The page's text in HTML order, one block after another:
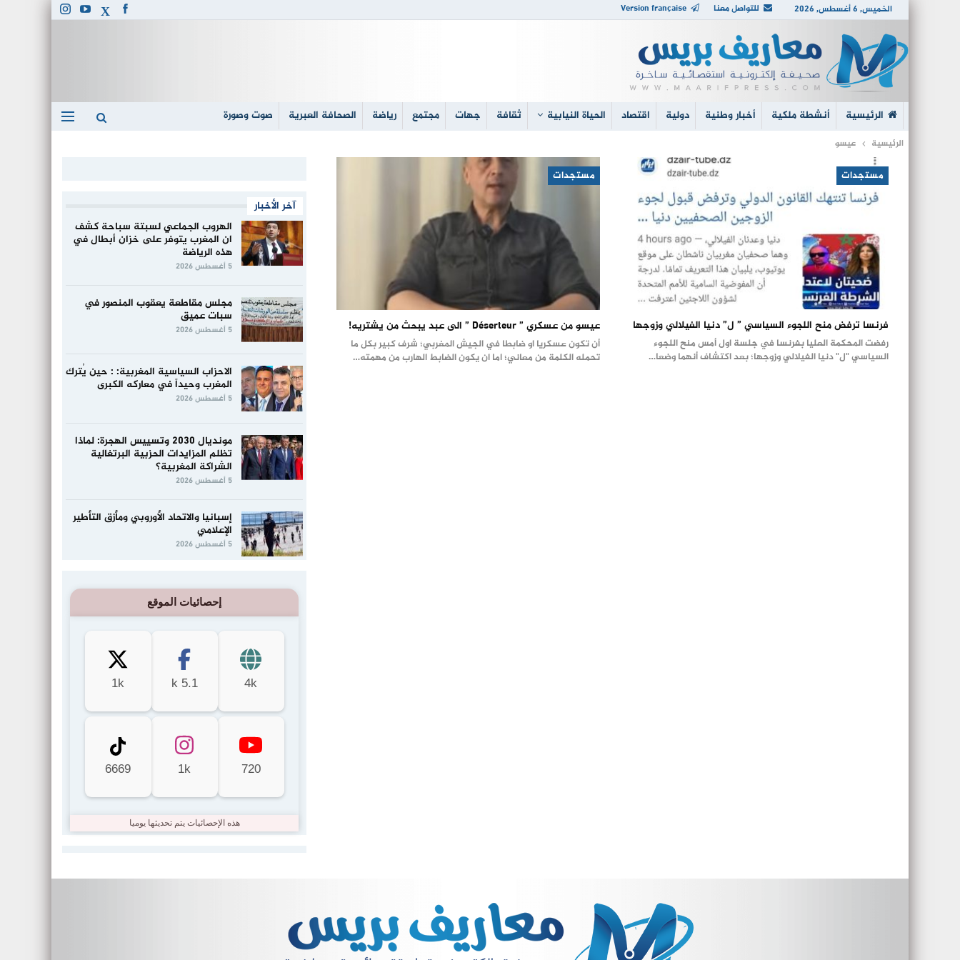
الخميس, 6 أغسطس, 2026 للتواصل معنا Version française
الرئيسية أنشطة ملكية أخبار وطنية دولية اقتصاد الحياة النيابية ثقافة جهات مجتمع رياضة الصحافة العبرية صوت وصورة
الرئيسية عيسو
مستجدات
فرنسا ترفض منح اللجوء السياسي ” ل” دنيا الفيلالي وزوجها
رفضت المحكمة العليا بفرنسا في جلسة اول أمس منح اللجوء
السياسي "ل" دنيا الفيلالي وزوجها؛ بعد اكتشاف أنهما وضعا…
مستجدات
عيسو من عسكري ” Déserteur ” الى عبد يبحث من يشتريه!
أن تكون عسكريا او ضابطا في الجيش المغربي؛ شرف كبير بكل ما
تحمله الكلمة من معاني؛ اما ان يكون الضابط الهارب من مهمته…
آخر الأخبار
الهروب الجماعي لسبتة سباحة كشف
ان المغرب يتوفر على خزان أبطال في
هذه الرياضة
5 أغسطس 2026
مجلس مقاطعة يعقوب المنصور في
سبات عميق
5 أغسطس 2026
الاحزاب السياسية المغربية: : حين يُترك
المغرب وحيداً في معاركه الكبرى
5 أغسطس 2026
مونديال 2030 وتسييس الهجرة: لماذا
تظلم المزايدات الحزبية البرتغالية
الشراكة المغربية؟
5 أغسطس 2026
إسبانيا والاتحاد الأوروبي ومأزق التأطير
الإعلامي
5 أغسطس 2026
إحصائيات الموقع
4k
5.1 k
1k
720
1k
6669
هذه الإحصائيات يتم تحديثها يوميا